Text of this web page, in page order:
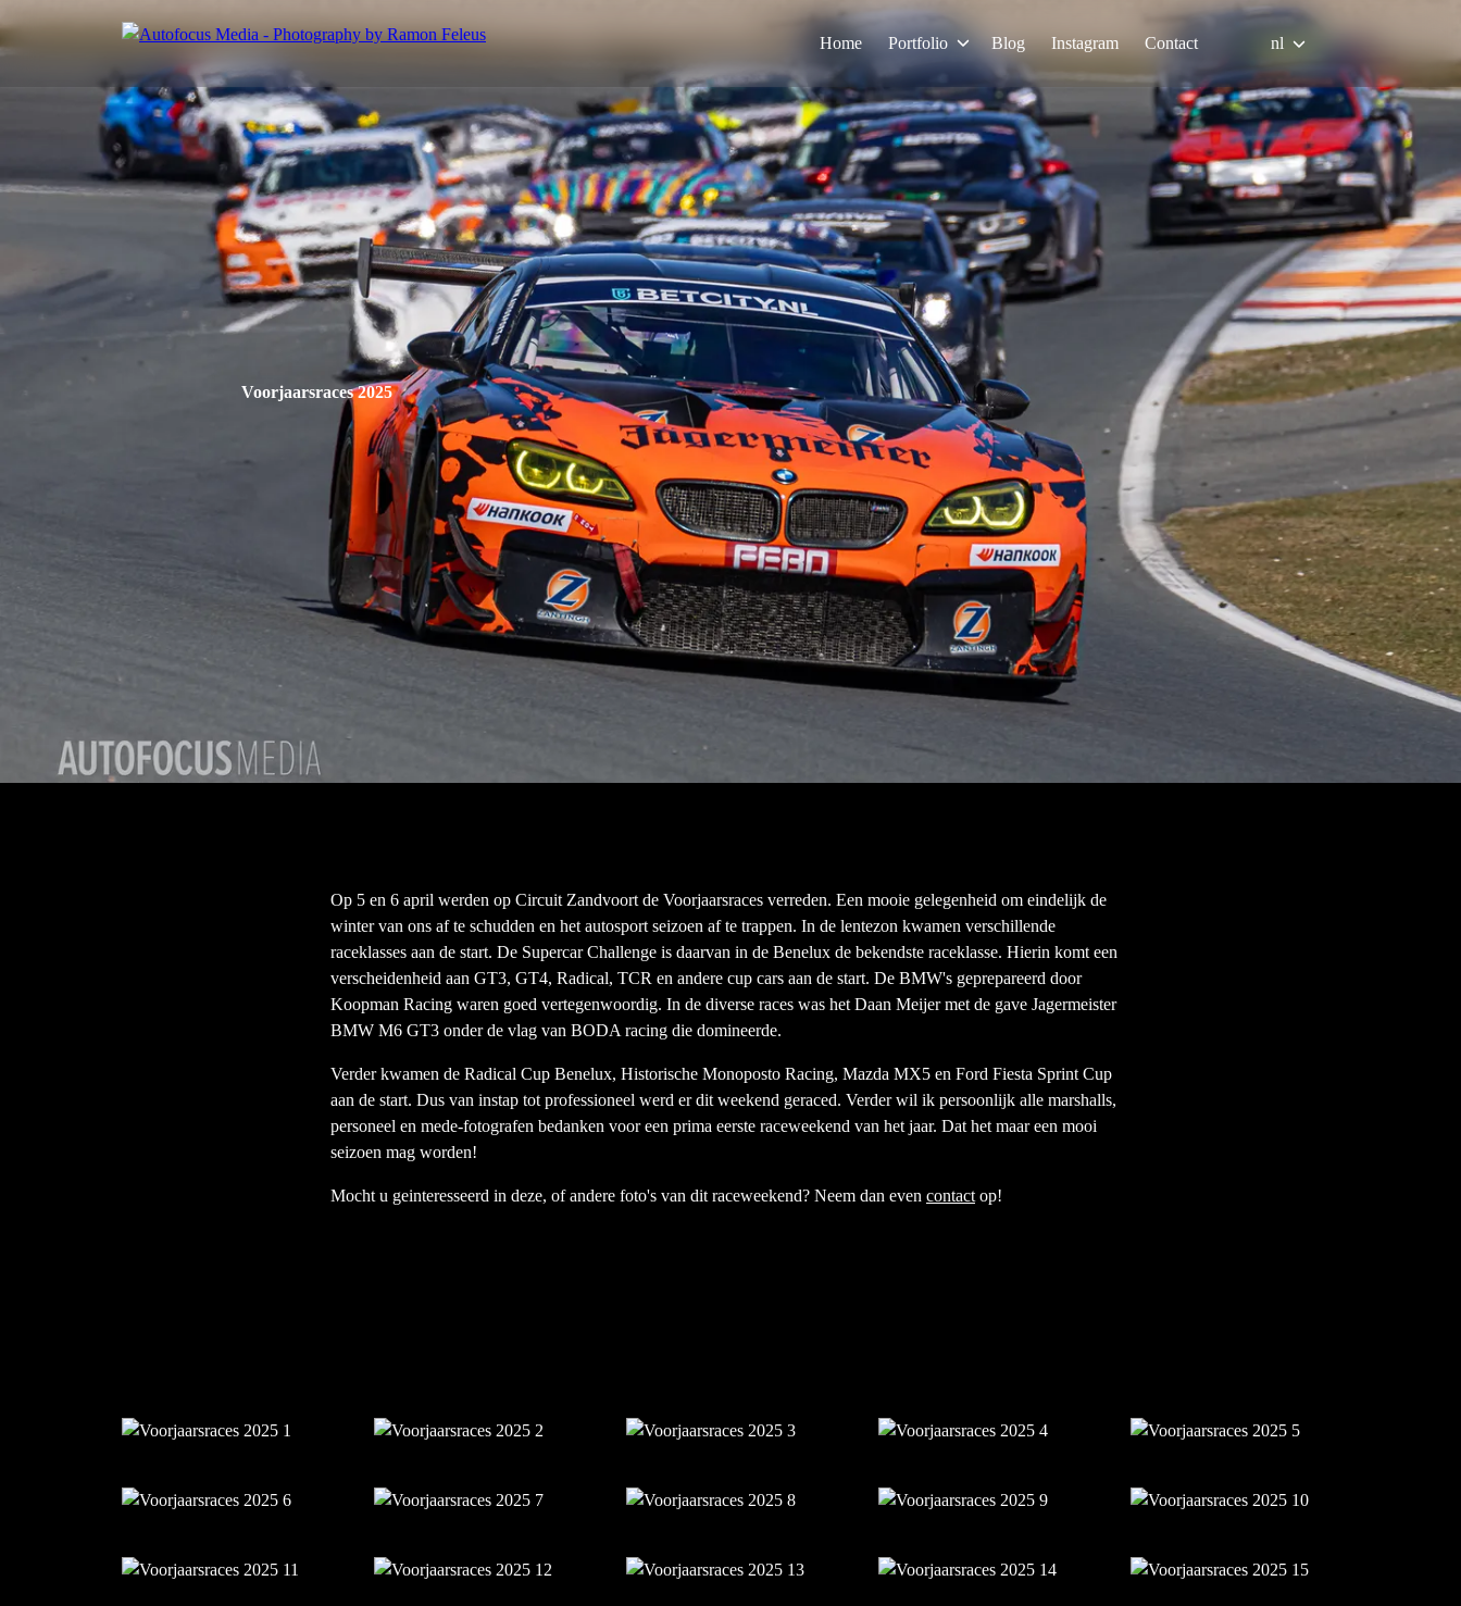
Home Portfolio Blog Instagram Contact nl
Voorjaarsraces 2025
Op 5 en 6 april werden op Circuit Zandvoort de Voorjaarsraces verreden. Een mooie gelegenheid om eindelijk de
winter van ons af te schudden en het autosport seizoen af te trappen. In de lentezon kwamen verschillende
raceklasses aan de start. De Supercar Challenge is daarvan in de Benelux de bekendste raceklasse. Hierin komt een
verscheidenheid aan GT3, GT4, Radical, TCR en andere cup cars aan de start. De BMW's geprepareerd door
Koopman Racing waren goed vertegenwoordig. In de diverse races was het Daan Meijer met de gave Jagermeister
BMW M6 GT3 onder de vlag van BODA racing die domineerde.
Verder kwamen de Radical Cup Benelux, Historische Monoposto Racing, Mazda MX5 en Ford Fiesta Sprint Cup
aan de start. Dus van instap tot professioneel werd er dit weekend geraced. Verder wil ik persoonlijk alle marshalls,
personeel en mede-fotografen bedanken voor een prima eerste raceweekend van het jaar. Dat het maar een mooi
seizoen mag worden!
Mocht u geinteresseerd in deze, of andere foto's van dit raceweekend? Neem dan even contact op!